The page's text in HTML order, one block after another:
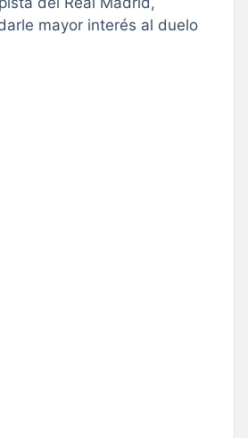
mayor interés al duelo